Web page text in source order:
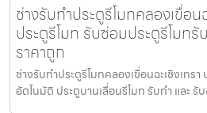
ช่างรับทำประตูรีโมทคลองเขื่อน
ประตูรีโมท รับซ่อมประตูรีโมท
ราคาถูก
ช่างรับทำประตูรีโมทคลองเขื่อนฉะเชิงเทร
อัตโนมัติ ประตูบานเลื่อนรีโมท รับทำ และ รั